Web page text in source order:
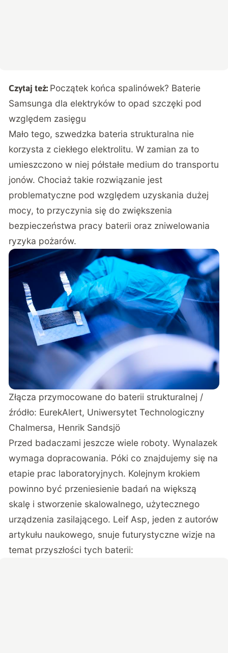
Czytaj też: Początek końca spalinówek? Baterie
Samsunga dla elektryków to opad szczęki pod
względem zasięgu
Mało tego, szwedzka bateria strukturalna nie
korzysta z ciekłego elektrolitu. W zamian za to
umieszczono w niej półstałe medium do transportu
jonów. Chociaż takie rozwiązanie jest
problematyczne pod względem uzyskania dużej
mocy, to przyczynia się do zwiększenia
bezpieczeństwa pracy baterii oraz zniwelowania
ryzyka pożarów.
Złącza przymocowane do baterii strukturalnej /
źródło: EurekAlert, Uniwersytet Technologiczny
Chalmersa, Henrik Sandsjö
Przed badaczami jeszcze wiele roboty. Wynalazek
wymaga dopracowania. Póki co znajdujemy się na
etapie prac laboratoryjnych. Kolejnym krokiem
powinno być przeniesienie badań na większą
skalę i stworzenie skalowalnego, użytecznego
urządzenia zasilającego. Leif Asp, jeden z autorów
artykułu naukowego, snuje futurystyczne wizje na
temat przyszłości tych baterii: